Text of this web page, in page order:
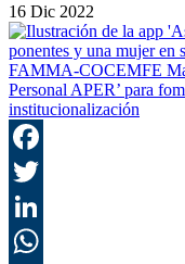
16 Dic 2022
FAMMA-COCEMFE
Personal APER’ para
institucionalización